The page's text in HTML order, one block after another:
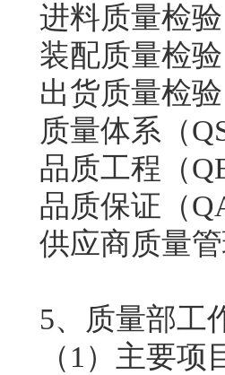
进料质量检验
装配质量检验
出货质量检验
质量体系（QS
品质工程（QE
品质保证（
供应商质量管
5、质量部工
（1）主要项